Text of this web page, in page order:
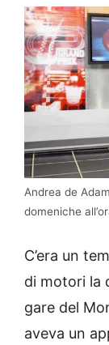
Andrea de
domeniche
C’era un
di motori la
gare del
aveva un